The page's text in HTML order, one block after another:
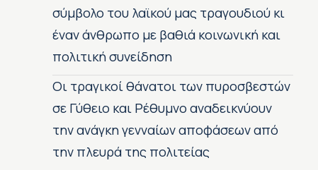
σύμβολο του λαϊκού μας τραγουδιού κι
έναν άνθρωπο με βαθιά κοινωνική και
πολιτική συνείδηση
Οι τραγικοί θάνατοι των πυροσβεστών
σε Γύθειο και Ρέθυμνο αναδεικνύουν
την ανάγκη γενναίων αποφάσεων από
την πλευρά της πολιτείας